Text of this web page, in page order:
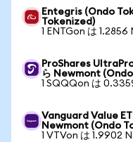
Entegris (Ondo
Tokenized)
1 ENTGon は 1.2856
ProShares
ら Newmont
1 SQQQon は
Vanguard Value
Newmont (Ondo
1 VTVon は 1.9902